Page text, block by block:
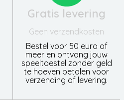
Gratis levering
Geen verzendkosten
Bestel voor 50 euro of
meer en ontvang jouw
speeltoestel zonder geld
te hoeven betalen voor
verzending of levering.